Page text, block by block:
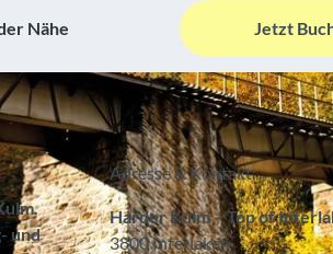
Nähe Jetzt
und
Adresse & Kontakt:
Harder Kulm – Top of
3800Interlaken